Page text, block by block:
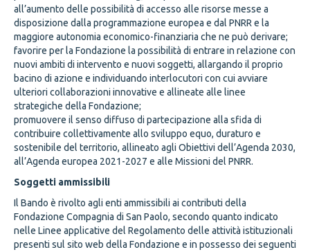
all’aumento delle possibilità di accesso alle risorse messe a
disposizione dalla programmazione europea e dal PNRR e la
maggiore autonomia economico-finanziaria che ne può derivare;
favorire per la Fondazione la possibilità di entrare in relazione con
nuovi ambiti di intervento e nuovi soggetti, allargando il proprio
bacino di azione e individuando interlocutori con cui avviare
ulteriori collaborazioni innovative e allineate alle linee
strategiche della Fondazione;
promuovere il senso diffuso di partecipazione alla sfida di
contribuire collettivamente allo sviluppo equo, duraturo e
sostenibile del territorio, allineato agli Obiettivi dell’Agenda 2030,
all’Agenda europea 2021-2027 e alle Missioni del PNRR.
Soggetti ammissibili
Il Bando è rivolto agli enti ammissibili ai contributi della
Fondazione Compagnia di San Paolo, secondo quanto indicato
nelle Linee applicative del Regolamento delle attività istituzionali
presenti sul sito web della Fondazione e in possesso dei seguenti